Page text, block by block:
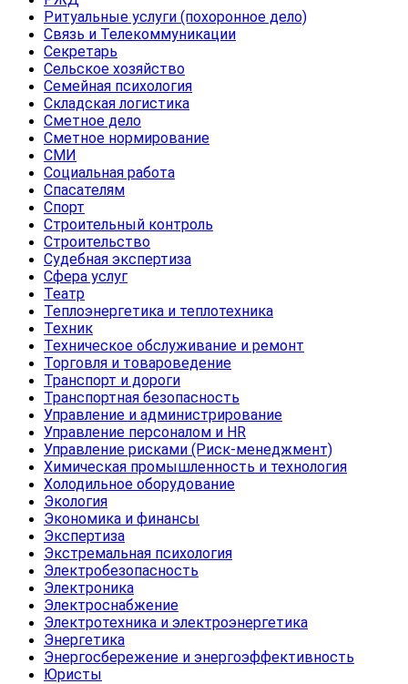
Ритуальные услуги (похоронное дело)
Связь и Телекоммуникации
Секретарь
Сельское хозяйство
Семейная психология
Складская логистика
Сметное дело
Сметное нормирование
СМИ
Социальная работа
Спасателям
Спорт
Строительный контроль
Строительство
Судебная экспертиза
Сфера услуг
Театр
Теплоэнергетика и теплотехника
Техник
Техническое обслуживание и ремонт
Торговля и товароведение
Транспорт и дороги
Транспортная безопасность
Управление и администрирование
Управление персоналом и HR
Управление рисками (Риск-менеджмент)
Химическая промышленность и технология
Холодильное оборудование
Экология
Экономика и финансы
Экспертиза
Экстремальная психология
Электробезопасность
Электроника
Электроснабжение
Электротехника и электроэнергетика
Энергетика
Энергосбережение и энергоэффективность
Юристы